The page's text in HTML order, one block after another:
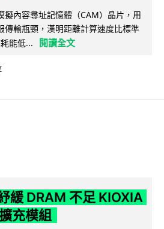
擬內容尋址記憶體（CAM）晶片，用
傳輸瓶頸，漢明距離計算速度比標準
能低...
閱讀全文
緩 DRAM 不足 KIOXIA
充模組